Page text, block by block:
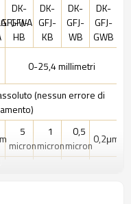
WA
DK-
GFJ-
HB
DK-
GFJ-
KB
DK-
GFJ-
WB
DK-
GFJ-
GWB
0-25,4 millimetri
(nessun errore di
5
micron
1
micron
0,5
micron0,2μm